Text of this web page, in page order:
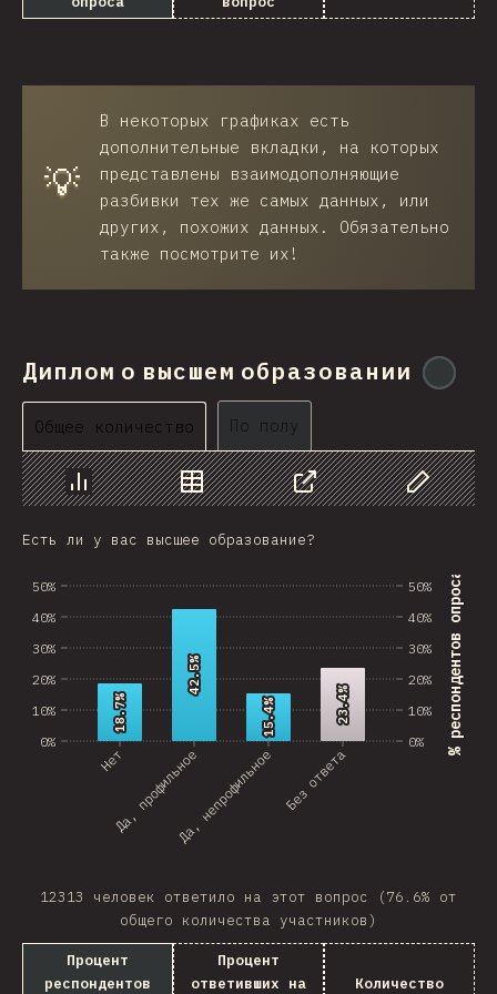
VCT
Kyrgyzstan
Turkmenistan
Mongolia
Mozambique
Montenegro
BHR
Angola
Kuwait
Myanmar
West Bank
Trinidad and Tobago
Ethiopia
BRB
💡
В некоторых графиках есть
дополнительные вкладки, на которых
представлены взаимодополняющие
разбивки тех же самых данных, или
других, похожих данных. Обязательно
также посмотрите их!
Диплом о высшем образовании
Общее количество По полу
График Данные Поделиться Изменить
Есть ли у вас высшее образование?
0%
10%
20%
30%
40%
50% % респондентов опроса
НетДа, профильноеДа, непрофильное Без ответа
0%
10%
20%
30%
40%
50%
18.7%
18.7%
42.5%
42.5%
15.4%
15.4% 23.4%
23.4%
12313 человек ответило на этот вопрос (76.6% от
общего количества участников)
Процент
респондентов
Процент
ответивших на
Количество